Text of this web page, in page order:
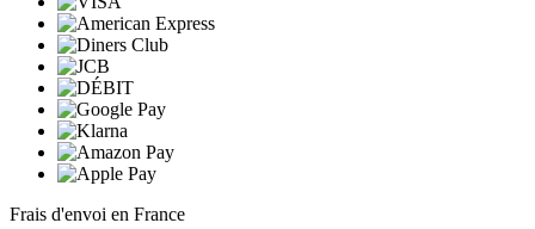
Frais d'envoi en France